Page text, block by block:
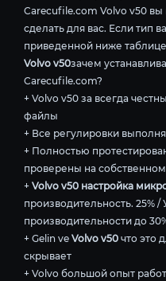
Carecufile.com Volvo v50
сделать для вас. Если тип
приведенной ниже
Volvo v50зачем
Carecufile.com?
+ Volvo v50 за всегда
файлы
+ Все регулировки
+ Полностью
проверены на
+ Volvo v50 настройка
производительность. 25%
производительности до
+ Gelin ve Volvo v50 что это
скрывает
+ Volvo большой опыт